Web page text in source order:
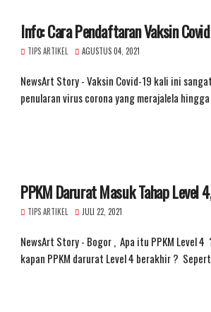
Info: Cara Pendaftaran Vaksin
TIPS ARTIKEL AGUSTUS 04, 2021
NewsArt Story - Vaksin Covid-19 kali ini
penularan virus corona yang merajalela
PPKM Darurat Masuk Tahap Level
TIPS ARTIKEL JULI 22, 2021
NewsArt Story - Bogor , Apa itu PPKM Level 4
kapan PPKM darurat Level 4 berakhir ?